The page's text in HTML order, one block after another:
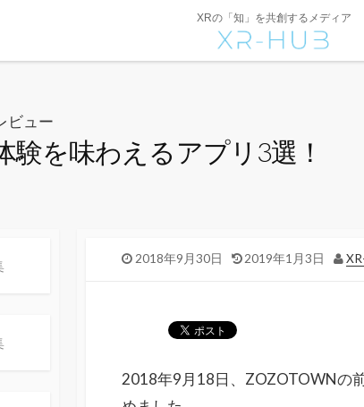
XRの「知」を共創するメディア
ビュー
験を味わえるアプリ3選！
2018年9月30日 2019年1月3日
2018年9月18日、ZOZOTOWNの